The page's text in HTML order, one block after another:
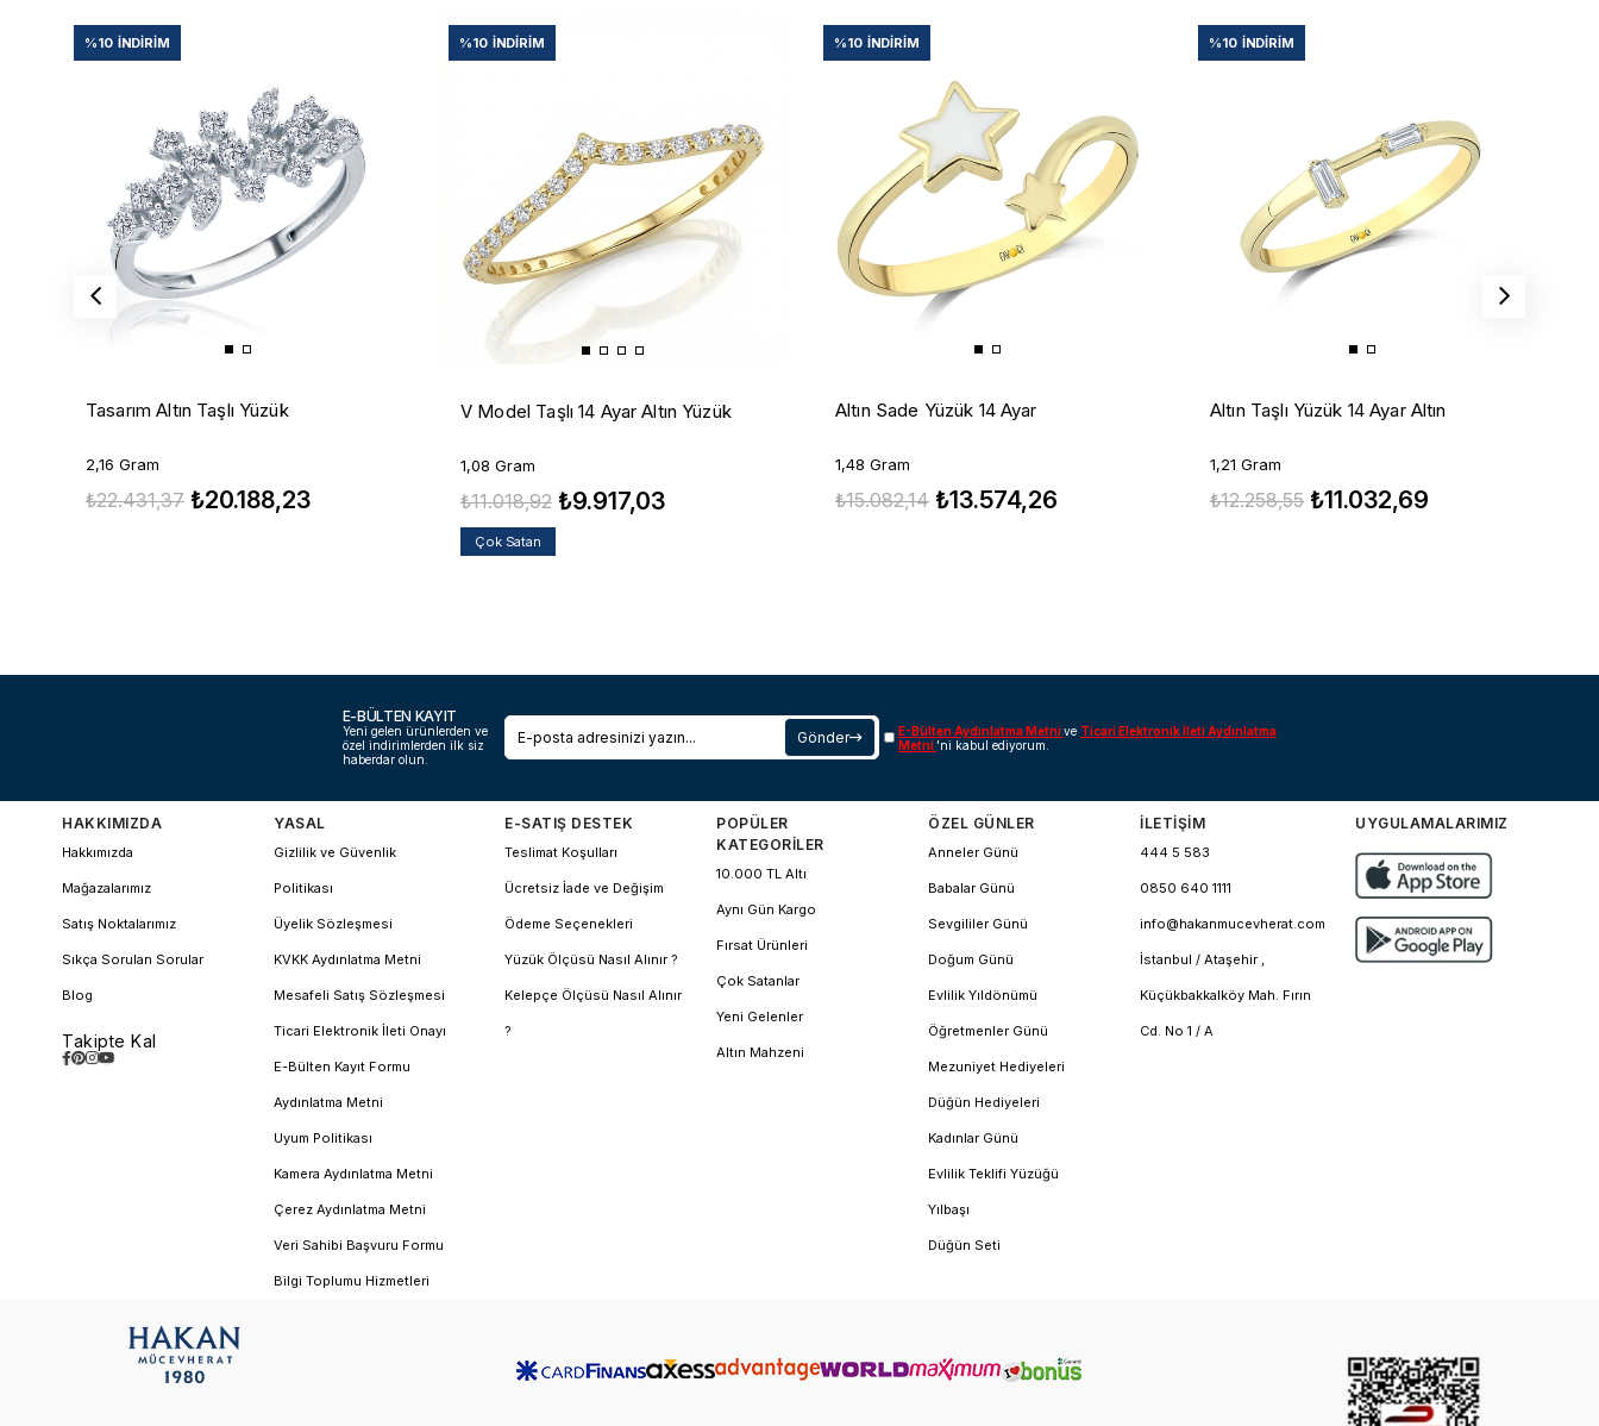
Tasarım Altın Taşlı Yüzük
2,16 Gram
₺20.188,23
₺22.431,37
%10 İNDIRIM
V Model Taşlı 14 Ayar Altın Yüzük
1,08 Gram
₺9.917,03
₺11.018,92
Çok Satan
%10 İNDIRIM
Altın Sade Yüzük 14 Ayar
1,48 Gram
₺13.574,26
₺15.082,14
%10 İNDIRIM
Altın Taşlı Yüzük 14 Ayar Altın
1,21 Gram
₺11.032,69
₺12.258,55
%10 İNDIRIM
E-BÜLTEN KAYIT
Yeni gelen ürünlerden ve
özel indirimlerden ilk siz
haberdar olun.
Gönder E-Bülten Aydınlatma Metnive Ticari Elektronik İleti Aydınlatma
Metni 'ni kabul ediyorum.
HAKKIMIZDA
Hakkımızda
Mağazalarımız
Satış Noktalarımız
Sıkça Sorulan Sorular
Blog
Takipte Kal
YASAL
Gizlilik ve Güvenlik
Politikası
Üyelik Sözleşmesi
KVKK Aydınlatma Metni
Mesafeli Satış Sözleşmesi
Ticari Elektronik İleti Onayı
E-Bülten Kayıt Formu
Aydınlatma Metni
Uyum Politikası
Kamera Aydınlatma Metni
Çerez Aydınlatma Metni
Veri Sahibi Başvuru Formu
Bilgi Toplumu Hizmetleri
E-SATIŞ DESTEK
Teslimat Koşulları
Ücretsiz İade ve Değişim
Ödeme Seçenekleri
Yüzük Ölçüsü Nasıl Alınır ?
Kelepçe Ölçüsü Nasıl Alınır
?
POPÜLER
KATEGORİLER
10.000 TL Altı
Aynı Gün Kargo
Fırsat Ürünleri
Çok Satanlar
Yeni Gelenler
Altın Mahzeni
ÖZEL GÜNLER
Anneler Günü
Babalar Günü
Sevgililer Günü
Doğum Günü
Evlilik Yıldönümü
Öğretmenler Günü
Mezuniyet Hediyeleri
Düğün Hediyeleri
Kadınlar Günü
Evlilik Teklifi Yüzüğü
Yılbaşı
Düğün Seti
İLETİŞİM
444 5 583
0850 640 1111
info@hakanmucevherat.com
İstanbul / Ataşehir ,
Küçükbakkalköy Mah. Fırın
Cd. No 1 / A
UYGULAMALARIMIZ